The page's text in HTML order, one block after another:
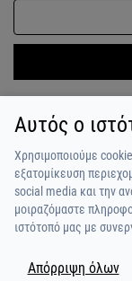
ΣΥΝΔΕΣΗ /
ΟΡΟΙ ΧΡΗΣΗΣ
ΠΟΙΟΙ ΕΙΜΑΣΤΕ
Αυτός ο
Χρησιμοποιούμε
εξατομίκευση
social media και την
μοιραζόμαστε
ιστότοπό μας με
Απόρριψη όλων